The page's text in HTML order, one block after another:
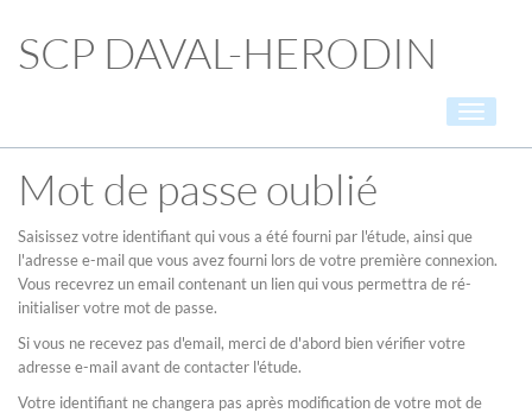
SCP DAVAL-HERODIN
Toggle
Mot de passe oublié
Saisissez votre identifiant qui vous a été fourni par l'étude, ainsi que
l'adresse e-mail que vous avez fourni lors de votre première connexion.
Vous recevrez un email contenant un lien qui vous permettra de ré-
initialiser votre mot de passe.
Si vous ne recevez pas d'email, merci de d'abord bien vérifier votre
adresse e-mail avant de contacter l'étude.
Votre identifiant ne changera pas après modification de votre mot de